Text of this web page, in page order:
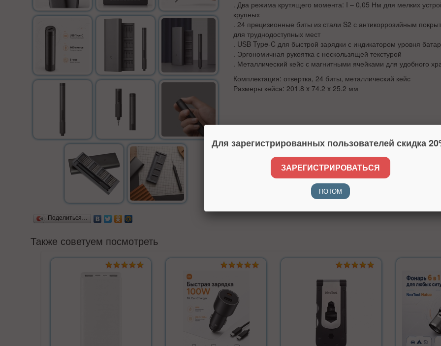
Поделиться…
. Два режима крутящего момента: I – 0,05 Нм для мелких
крупных
. 24 прецизионные биты из стали S2 с антикоррозийным
для труднодоступных мест
. USB Type-C для быстрой зарядки с индикатором уровня
. Эргономичная рукоятка с нескользящей текстурой
. Металлический кейс с магнитными ячейками для удобного
Комплектация: отвертка, 24 биты, металлический кейс
Размеры кейса: 201.8 x 74.2 x 25.2 мм
Также советуем посмотреть
Для зарегистрированных пользователей скидка
ЗАРЕГИСТРИРОВАТЬСЯ
ПОТОМ